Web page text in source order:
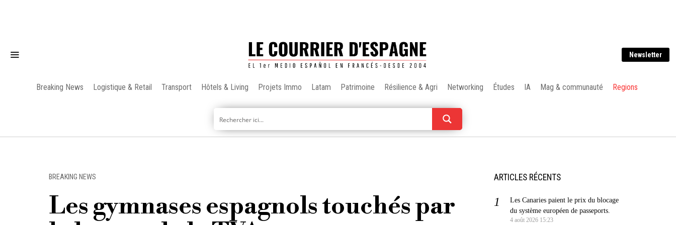
Newsletter
Breaking News Logistique & Retail Transport Hôtels & Living Projets Immo Latam Patrimoine Résilience & Agri Networking Études IA Mag & communauté Regions
BREAKING NEWS
Les gymnases espagnols touchés par
ARTICLES RÉCENTS
Les Canaries paient le prix du blocage
du système européen de passeports.
4 août 2026 15:23